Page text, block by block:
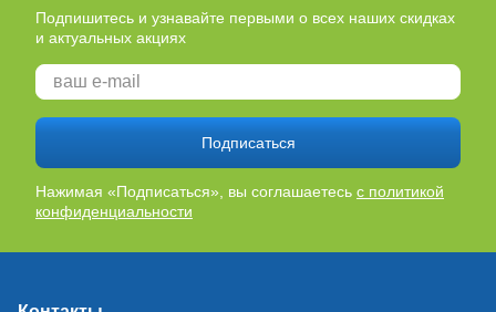
Подпишитесь и узнавайте первыми о всех наших скидках
и актуальных акциях
Подписаться
Нажимая «Подписаться», вы соглашаетесь с политикой
конфиденциальности